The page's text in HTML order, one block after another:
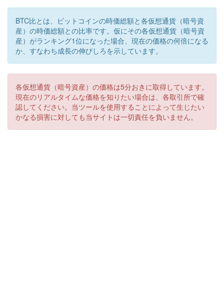
BTC比とは、ビットコインの時価総額と各仮想通貨（暗号資
産）の時価総額との比率です。仮にその各仮想通貨（暗号資
産）がランキング1位になった場合、現在の価格の何倍になる
か、すなわち成長の伸びしろを示しています。
各仮想通貨（暗号資産）の価格は5分おきに取得しています。
現在のリアルタイムな価格を知りたい場合は、各取引所で確
認してください。当ツールを使用することによって生じたい
かなる損害に対しても当サイトは一切責任を負いません。